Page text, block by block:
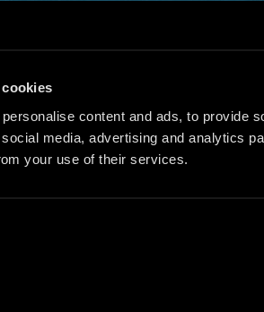
content and ads, to provide
media, advertising and analytics
your use of their services.